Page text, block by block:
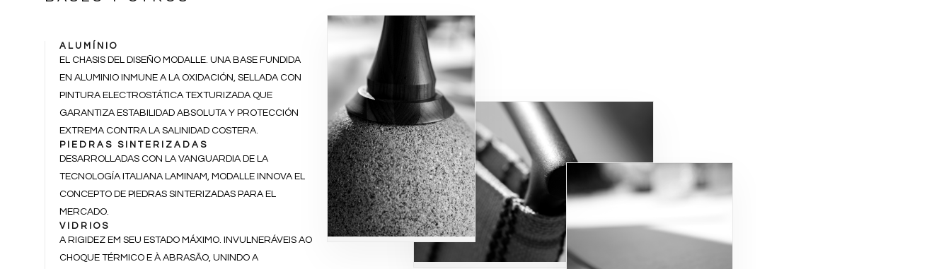
ALUMÍNIO
EL CHASIS DEL DISEÑO MODALLE. UNA BASE FUNDIDA
EN ALUMINIO INMUNE A LA OXIDACIÓN, SELLADA CON
PINTURA ELECTROSTÁTICA TEXTURIZADA QUE
GARANTIZA ESTABILIDAD ABSOLUTA Y PROTECCIÓN
EXTREMA CONTRA LA SALINIDAD COSTERA.
PIEDRAS SINTERIZADAS
DESARROLLADAS CON LA VANGUARDIA DE LA
TECNOLOGÍA ITALIANA LAMINAM, MODALLE INNOVA EL
CONCEPTO DE PIEDRAS SINTERIZADAS PARA EL
MERCADO.
VIDRIOS
A RIGIDEZ EM SEU ESTADO MÁXIMO. INVULNERÁVEIS AO
CHOQUE TÉRMICO E À ABRASÃO, UNINDO A